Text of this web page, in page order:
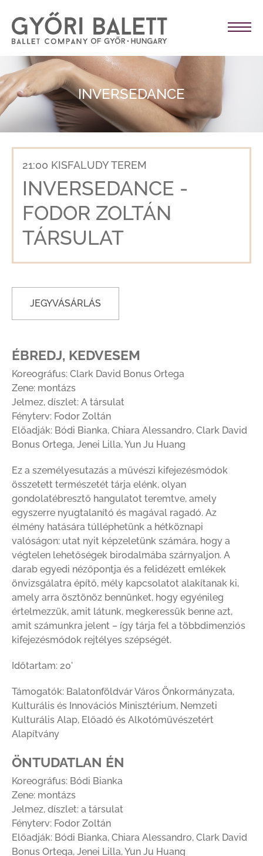
INVERSEDANCE
21:00 KISFALUDY TEREM
INVERSEDANCE -
FODOR ZOLTÁN
TÁRSULAT
JEGYVÁSÁRLÁS
ÉBREDJ, KEDVESEM
Koreográfus: Clark David Bonus Ortega
Zene: montázs
Jelmez, díszlet: A társulat
Fényterv: Fodor Zoltán
Előadják: Bódi Bianka, Chiara Alessandro, Clark David
Bonus Ortega, Jenei Lilla, Yun Ju Huang
Ez a személyesutazás a művészi kifejezésmódok
összetett természetét tárja elénk, olyan
gondolatébresztő hangulatot teremtve, amely
egyszerre nyugtalanító és magával ragadó. Az
élmény hatására túlléphetünk a hétköznapi
valóságon: utat nyit képzeletünk számára, hogy a
végtelen lehetőségek birodalmába szárnyaljon. A
darab egyedi nézőpontja és a felidézett emlékek
önvizsgálatra építő, mély kapcsolatot alakítanak ki,
amely arra ösztönöz bennünket, hogy egyénileg
értelmezzük, amit látunk, megkeressük benne azt,
amit számunkra jelent – így tárja fel a többdimenziós
kifejezésmódok rejtélyes szépségét.
Időtartam: 20'
Támogatók: Balatonföldvár Város Önkormányzata,
Kulturális és Innovációs Minisztérium, Nemzeti
Kulturális Alap, Előadó és Alkotóművészetért
Alapítvány
ÖNTUDATLAN ÉN
Koreográfus: Bódi Bianka
Zene: montázs
Jelmez, díszlet: a társulat
Fényterv: Fodor Zoltán
Előadják: Bódi Bianka, Chiara Alessandro, Clark David
Bonus Ortega, Jenei Lilla, Yun Ju Huang